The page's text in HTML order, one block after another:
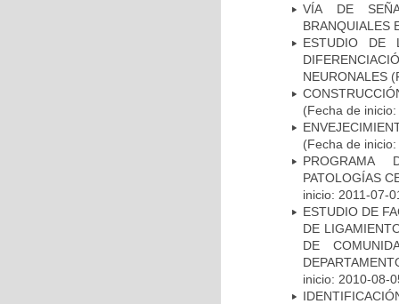
VÍA DE
BRANQUIALES
ESTUDIO DE
NEURONALES
(Fecha de
(Fecha de
PROGRAMA
PATOLOGÍAS
inicio: 2011-07-
ESTUDIO DE
DE
DE
inicio: 2010-08-